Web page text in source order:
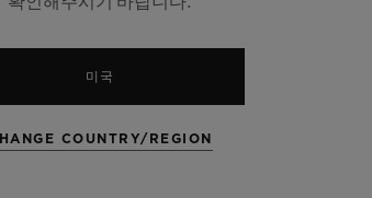
에 설립한
개척했고, 이
협업을 펼치며
덤을 구축했
리에 SR_A에
미국
COUNTRY/REGION